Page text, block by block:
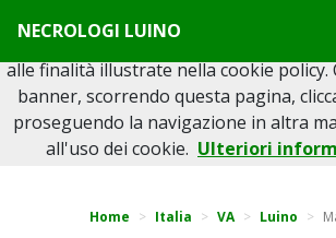
NECROLOGI LUINO
Torna indietro
Home Italia VA Luino
Questo sito o gli strumenti terzi da
avvalgono di cookie necessari al
alle finalità illustrate nella cookie policy.
banner, scorrendo questa pagina,
proseguendo la navigazione in altra
all'uso dei cookie. Ulteriori